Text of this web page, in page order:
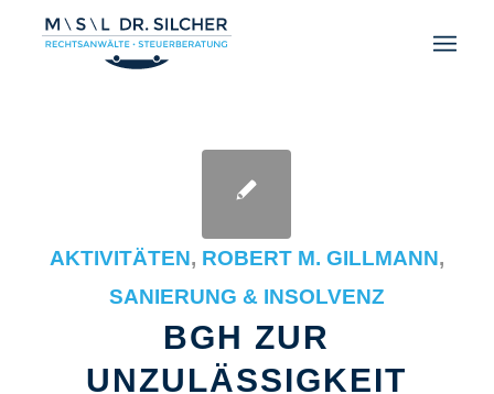
AKTIVITÄTEN, ROBERT M. GILLMANN,
SANIERUNG & INSOLVENZ
BGH ZUR
UNZULÄSSIGKEIT